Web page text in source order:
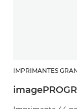
IMPRIMANTES